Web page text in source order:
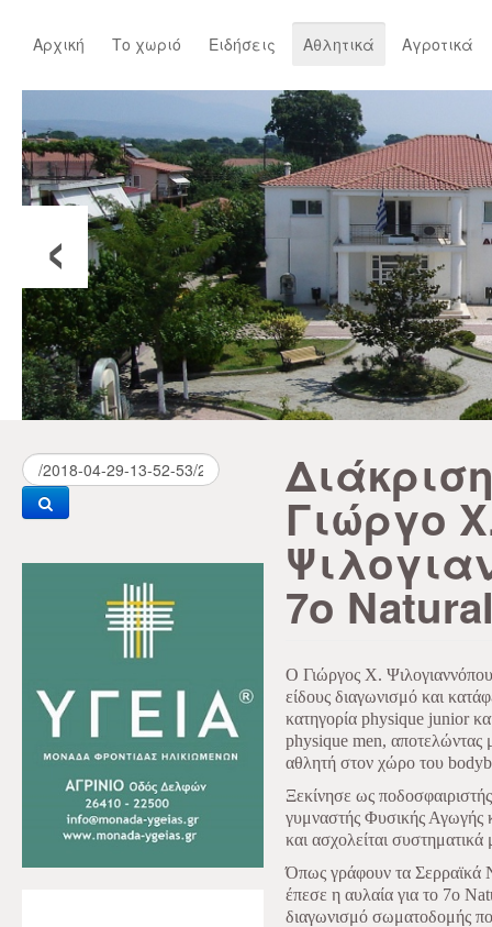
Αρχική Το χωριό Ειδήσεις Αθλητικά Αγροτικά
‹
Γιώργο
7ο
Ο Γιώργος Χ.
είδους διαγωνισμό και
κατηγορία physique junior
physique men, αποτελώντας
αθλητή στον χώρο του
Ξεκίνησε ως
γυμναστής Φυσικής Αγωγής
και ασχολείται
Όπως γράφουν τα Σερραϊκά
έπεσε η αυλαία για το 7ο
διαγωνισμό σωματοδομής